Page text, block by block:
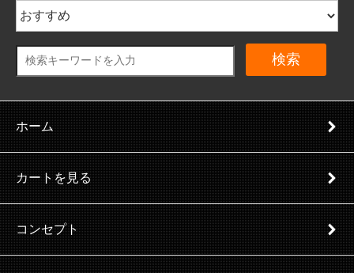
検索
ホーム
カートを見る
コンセプト